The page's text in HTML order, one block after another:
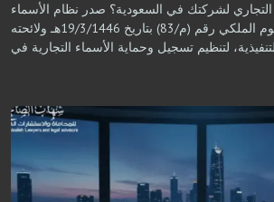
لشركتك في السعودية؟ صدر نظام الأسماء
التجارية بالمرسوم الملكي رقم (م/83) بتاريخ 19/3/1446هـ ولائحته